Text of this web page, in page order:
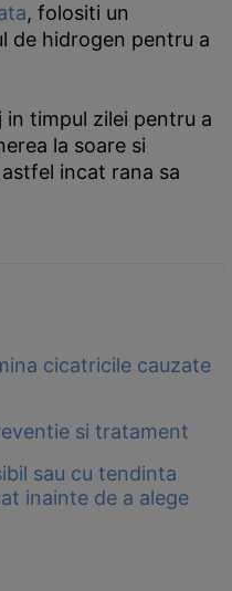
, folositi un
de hidrogen pentru a
timpul zilei pentru a
la soare si
incat rana sa
cicatricile cauzate
si tratament
sau cu tendinta
inainte de a alege